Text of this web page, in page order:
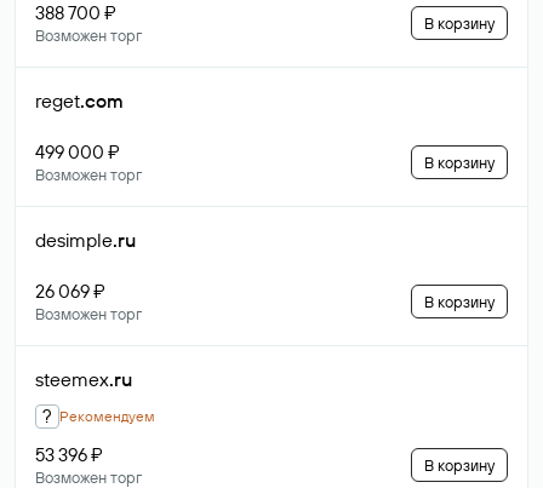
388 700 ₽
Возможен торг
В корзину
reget.com
499 000 ₽
Возможен торг
В корзину
desimple.ru
26 069 ₽
Возможен торг
В корзину
steemex.ru
? Рекомендуем
53 396 ₽
Возможен торг
В корзину